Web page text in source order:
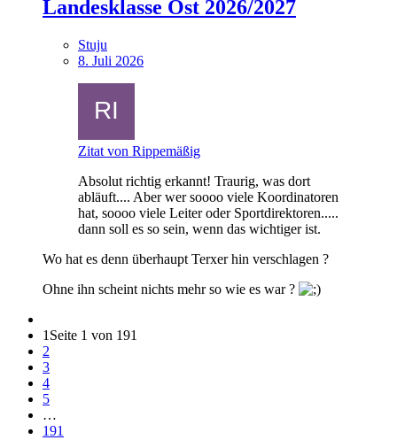
Landesklasse Ost 2026/2027
Stuju
8. Juli 2026
Zitat von Rippemäßig
Absolut richtig erkannt! Traurig, was dort
abläuft.... Aber wer soooo viele Koordinatoren
hat, soooo viele Leiter oder Sportdirektoren.....
dann soll es so sein, wenn das wichtiger ist.
Wo hat es denn überhaupt Terxer hin verschlagen ?
Ohne ihn scheint nichts mehr so wie es war ?
1 Seite 1 von 191
2
3
4
5
…
191